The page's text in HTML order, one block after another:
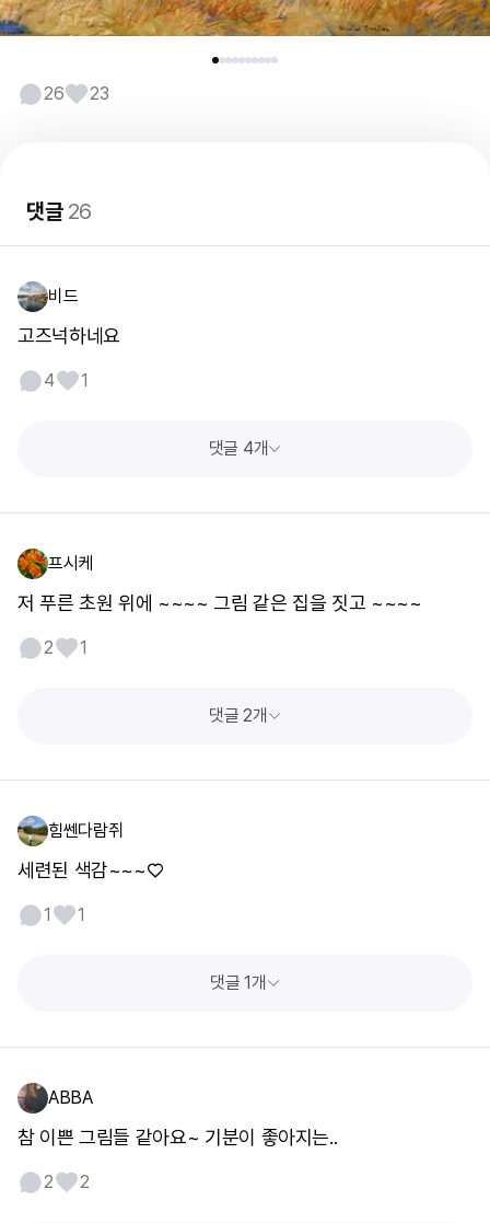
26 23
댓글26
비드
고즈넉하네요
4 1
댓글 4개
프시케
저 푸른 초원 위에 ~~~~ 그림 같은 집을 짓고 ~~~~
2 1
댓글 2개
힘쎈다람쥐
세련된 색감~~~♡
1 1
댓글 1개
ABBA
참 이쁜 그림들 같아요~ 기분이 좋아지는..
2 2